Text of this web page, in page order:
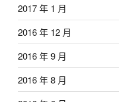
2017 年 1 月
2016 年 12 月
2016 年 9 月
2016 年 8 月